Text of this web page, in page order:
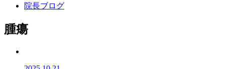
院長ブログ
腫瘍